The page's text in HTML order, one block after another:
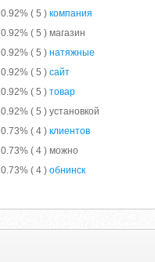
0.92% ( 5 ) компания
0.92% ( 5 ) магазин
0.92% ( 5 ) натяжные
0.92% ( 5 ) сайт
0.92% ( 5 ) товар
0.92% ( 5 ) установкой
0.73% ( 4 ) клиентов
0.73% ( 4 ) можно
0.73% ( 4 ) обнинск